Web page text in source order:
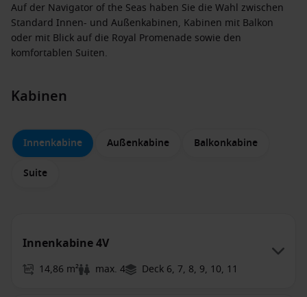
Auf der Navigator of the Seas haben Sie die Wahl zwischen
Standard Innen- und Außenkabinen, Kabinen mit Balkon
oder mit Blick auf die Royal Promenade sowie den
komfortablen Suiten.
Kabinen
Innenkabine Außenkabine Balkonkabine
Suite
Innenkabine 4V
14,86 m² max. 4 Deck 6, 7, 8, 9, 10, 11